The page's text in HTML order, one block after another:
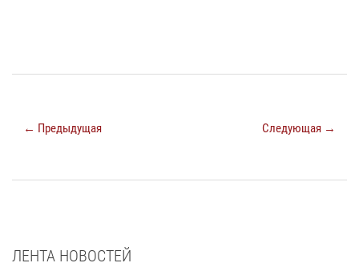
← Предыдущая Следующая →
ЛЕНТА НОВОСТЕЙ